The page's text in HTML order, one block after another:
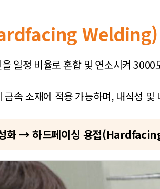
Welding)
일정 비율로 혼합 및 연소시켜
속 소재에 적용 가능하며, 내식성
화 → 하드페이싱 용접